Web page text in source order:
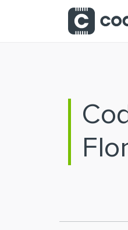
Saltar al contenido principal